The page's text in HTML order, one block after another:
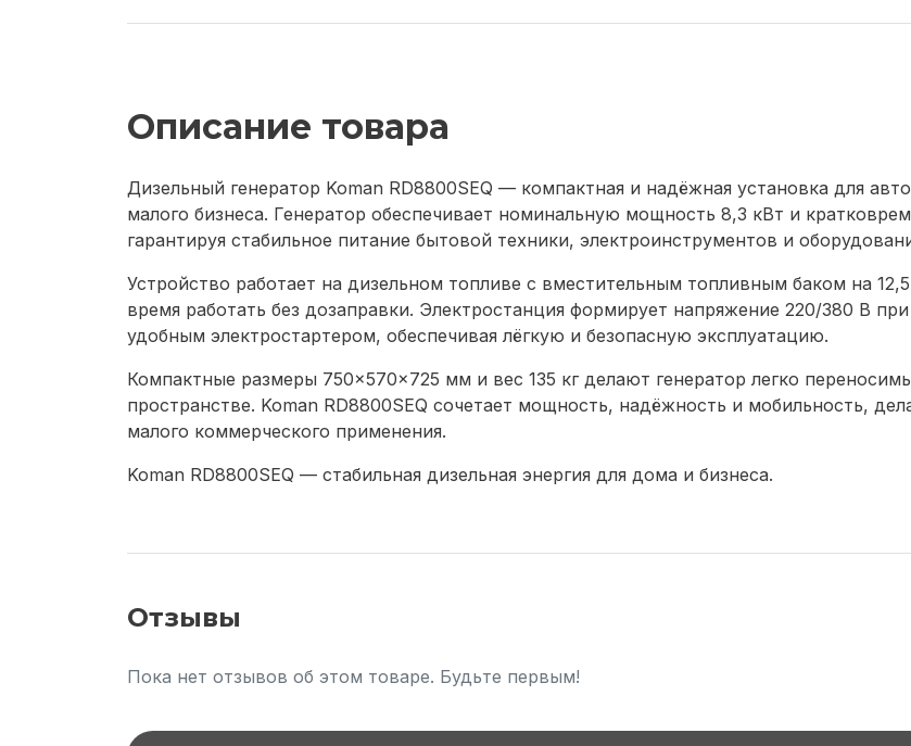
Описание товара
Дизельный генератор Koman RD8800SEQ — компактная и надёжная установка для
малого бизнеса. Генератор обеспечивает номинальную мощность 8,3 кВт и
гарантируя стабильное питание бытовой техники, электроинструментов и
Устройство работает на дизельном топливе с вместительным топливным баком на
время работать без дозаправки. Электростанция формирует напряжение 220/380 В
удобным электростартером, обеспечивая лёгкую и безопасную эксплуатацию.
Компактные размеры 750×570×725 мм и вес 135 кг делают генератор легко
пространстве. Koman RD8800SEQ сочетает мощность, надёжность и мобильность,
малого коммерческого применения.
Koman RD8800SEQ — стабильная дизельная энергия для дома и бизнеса.
Отзывы
Пока нет отзывов об этом товаре. Будьте первым!